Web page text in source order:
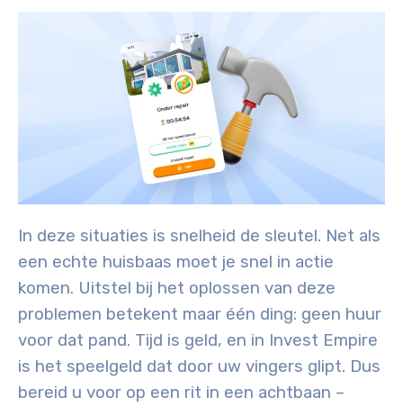
In deze situaties is snelheid de sleutel. Net als
een echte huisbaas moet je snel in actie
komen. Uitstel bij het oplossen van deze
problemen betekent maar één ding: geen huur
voor dat pand. Tijd is geld, en in Invest Empire
is het speelgeld dat door uw vingers glipt. Dus
bereid u voor op een rit in een achtbaan –